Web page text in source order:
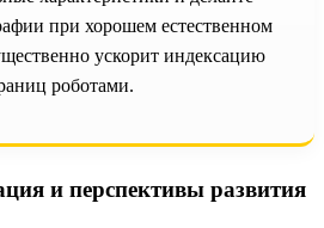
при хорошем естественном
ускорит индексацию
роботами.
и перспективы развития